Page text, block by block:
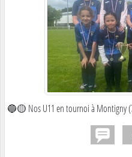
🔵🟡 Nos U11 en tournoi à Montigny